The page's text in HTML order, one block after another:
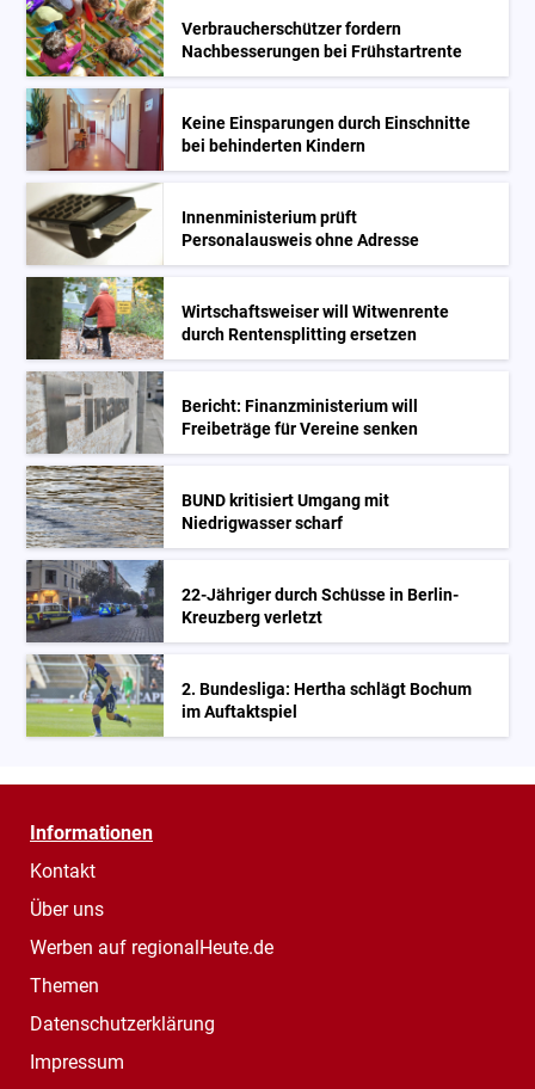
Verbraucherschützer fordern
Nachbesserungen bei Frühstartrente
Keine Einsparungen durch Einschnitte
bei behinderten Kindern
Innenministerium prüft
Personalausweis ohne Adresse
Wirtschaftsweiser will Witwenrente
durch Rentensplitting ersetzen
Bericht: Finanzministerium will
Freibeträge für Vereine senken
BUND kritisiert Umgang mit
Niedrigwasser scharf
22-Jähriger durch Schüsse in Berlin-
Kreuzberg verletzt
2. Bundesliga: Hertha schlägt Bochum
im Auftaktspiel
Informationen
Kontakt
Über uns
Werben auf regionalHeute.de
Themen
Datenschutzerklärung
Impressum